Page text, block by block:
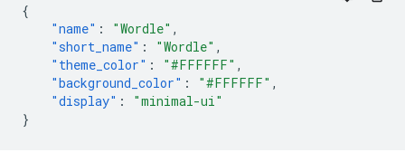
{
"name" : "Wordle" ,
"short_name" : "Wordle" ,
"theme_color" : "#FFFFFF" ,
"background_color" : "#FFFFFF" ,
"display" :
"minimal-ui"
}